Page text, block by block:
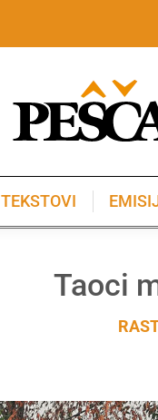
TEKSTOVI
Taoci